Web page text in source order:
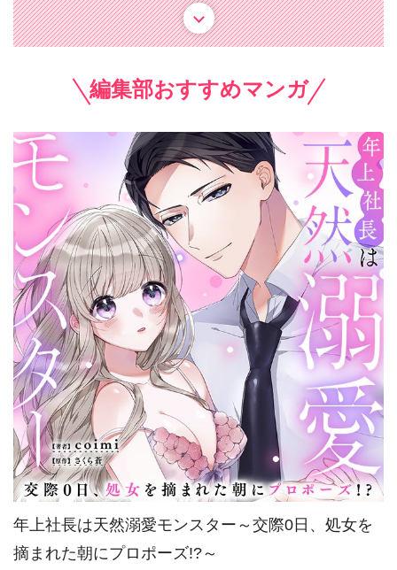
編集部おすすめマンガ
年上社長は天然溺愛モンスター～交際0日、処女を
摘まれた朝にプロポーズ!?～